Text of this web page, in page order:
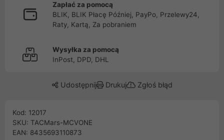
Zapłać za pomocą
BLIK, BLIK Płacę Później, PayPo, Przelewy24,
Raty, Kartą, Za pobraniem
Wysyłka za pomocą
InPost, DPD, DHL
Udostępnij Drukuj Zgłoś błąd
Kod: 12017
SKU: TACMars-MCVONE
EAN: 8435693110873